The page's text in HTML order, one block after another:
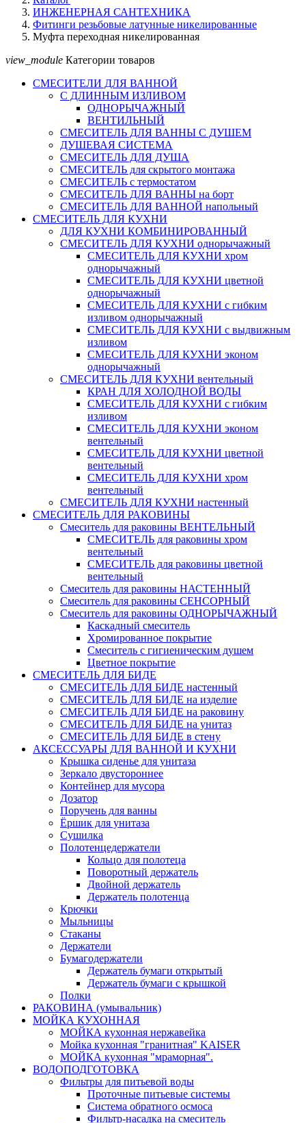
ИНЖЕНЕРНАЯ САНТЕХНИКА
Фитинги резьбовые латунные никелированные
Муфта переходная никелированная
view_module Категории товаров
СМЕСИТЕЛИ ДЛЯ ВАННОЙ
С ДЛИННЫМ ИЗЛИВОМ
ОДНОРЫЧАЖНЫЙ
ВЕНТИЛЬНЫЙ
СМЕСИТЕЛЬ ДЛЯ ВАННЫ С ДУШЕМ
ДУШЕВАЯ СИСТЕМА
СМЕСИТЕЛЬ ДЛЯ ДУША
СМЕСИТЕЛЬ для скрытого монтажа
СМЕСИТЕЛЬ с термостатом
СМЕСИТЕЛЬ ДЛЯ ВАННЫ на борт
СМЕСИТЕЛЬ ДЛЯ ВАННОЙ напольный
СМЕСИТЕЛЬ ДЛЯ КУХНИ
ДЛЯ КУХНИ КОМБИНИРОВАННЫЙ
СМЕСИТЕЛЬ ДЛЯ КУХНИ однорычажный
СМЕСИТЕЛЬ ДЛЯ КУХНИ хром
однорычажный
СМЕСИТЕЛЬ ДЛЯ КУХНИ цветной
однорычажный
СМЕСИТЕЛЬ ДЛЯ КУХНИ с гибким
изливом однорычажный
СМЕСИТЕЛЬ ДЛЯ КУХНИ с выдвижным
изливом
СМЕСИТЕЛЬ ДЛЯ КУХНИ эконом
однорычажный
СМЕСИТЕЛЬ ДЛЯ КУХНИ вентельный
КРАН ДЛЯ ХОЛОДНОЙ ВОДЫ
СМЕСИТЕЛЬ ДЛЯ КУХНИ с гибким
изливом
СМЕСИТЕЛЬ ДЛЯ КУХНИ эконом
вентельный
СМЕСИТЕЛЬ ДЛЯ КУХНИ цветной
вентельный
СМЕСИТЕЛЬ ДЛЯ КУХНИ хром
вентельный
СМЕСИТЕЛЬ ДЛЯ КУХНИ настенный
СМЕСИТЕЛЬ ДЛЯ РАКОВИНЫ
Смеситель для раковины ВЕНТЕЛЬНЫЙ
СМЕСИТЕЛЬ для раковины хром
вентельный
СМЕСИТЕЛЬ для раковины цветной
вентельный
Смеситель для раковины НАСТЕННЫЙ
Смеситель для раковины СЕНСОРНЫЙ
Смеситель для раковины ОДНОРЫЧАЖНЫЙ
Каскадный смеситель
Хромированное покрытие
Смеситель с гигиеническим душем
Цветное покрытие
СМЕСИТЕЛЬ ДЛЯ БИДЕ
СМЕСИТЕЛЬ ДЛЯ БИДЕ настенный
СМЕСИТЕЛЬ ДЛЯ БИДЕ на изделие
СМЕСИТЕЛЬ ДЛЯ БИДЕ на раковину
СМЕСИТЕЛЬ ДЛЯ БИДЕ на унитаз
СМЕСИТЕЛЬ ДЛЯ БИДЕ в стену
АКСЕССУАРЫ ДЛЯ ВАННОЙ И КУХНИ
Крышка сиденье для унитаза
Зеркало двустороннее
Контейнер для мусора
Дозатор
Поручень для ванны
Ёршик для унитаза
Сушилка
Полотенцедержатели
Кольцо для полотеца
Поворотный держатель
Двойной держатель
Держатель полотенца
Крючки
Мыльницы
Стаканы
Держатели
Бумагодержатели
Держатель бумаги открытый
Держатель бумаги с крышкой
Полки
РАКОВИНА (умывальник)
МОЙКА КУХОННАЯ
МОЙКА кухонная нержавейка
Мойка кухонная "гранитная" KAISER
МОЙКА кухонная "мраморная".
ВОДОПОДГОТОВКА
Фильтры для питьевой воды
Проточные питьевые системы
Система обратного осмоса
Фильтр-насадка на смеситель